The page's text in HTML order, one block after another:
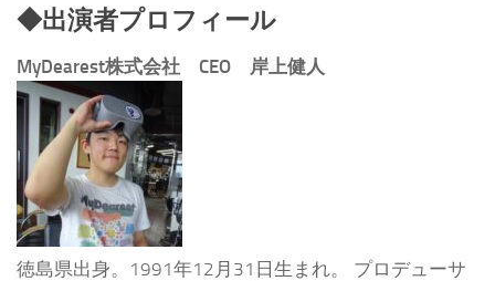
◆出演者プロフィール
MyDearest株式会社 CEO 岸上健人
徳島県出身。1991年12月31日生まれ。 プロデューサ